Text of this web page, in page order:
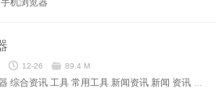
手机浏览器
12-26 89.4 M
综合资讯 工具 常用工具 新闻资讯 新闻 资讯 浏览